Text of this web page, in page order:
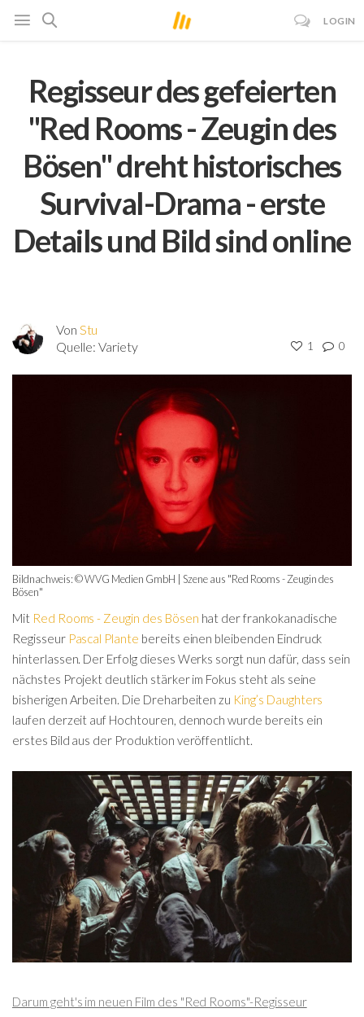
LOGIN
Regisseur des gefeierten
"Red Rooms - Zeugin des
Bösen" dreht historisches
Survival-Drama - erste
Details und Bild sind online
Von Stu
Quelle: Variety 1 0
Bildnachweis: © WVG Medien GmbH | Szene aus "Red Rooms - Zeugin des
Bösen"
Mit Red Rooms - Zeugin des Bösen hat der frankokanadische
Regisseur Pascal Plante bereits einen bleibenden Eindruck
hinterlassen. Der Erfolg dieses Werks sorgt nun dafür, dass sein
nächstes Projekt deutlich stärker im Fokus steht als seine
bisherigen Arbeiten. Die Dreharbeiten zu King’s Daughters
laufen derzeit auf Hochtouren, dennoch wurde bereits ein
erstes Bild aus der Produktion veröffentlicht.
Darum geht's im neuen Film des "Red Rooms"-Regisseur